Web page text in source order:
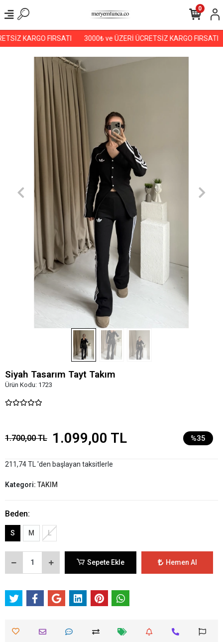
KARGO FIRSATI 3000₺ ve ÜZERİ ÜCRETSİZ KARGO FIRSATI
0
Siyah Tasarım Tayt Takım
Ürün Kodu: 1723
1.700,00 TL 1.099,00 TL %35
211,74 TL 'den başlayan taksitlerle
Kategori: TAKIM
Beden:
S M L
Sepete Ekle Hemen Al